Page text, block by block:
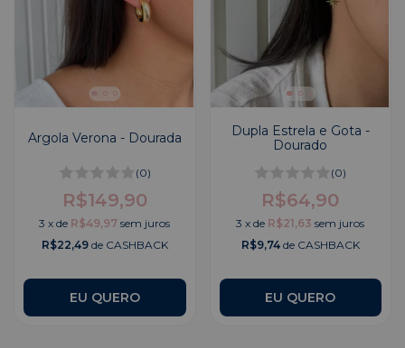
Argola Verona - Dourada
(0)
R$149,90
3 xde R$49,97 sem juros
R$22,49de CASHBACK
Dupla Estrela e Gota -
Dourado
(0)
R$64,90
3 xde R$21,63 sem juros
R$9,74de CASHBACK